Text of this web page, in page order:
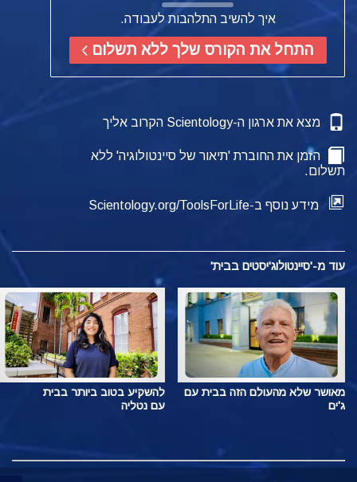
איך להשיב התלהבות לעבודה.
התחל את הקורס שלך ללא תשלום
מצא את ארגון ה-Scientology הקרוב אליך
הזמן את החוברת 'תיאור של סיינטולוגיה' ללא
תשלום.
מידע נוסף ב-Scientology.org/ToolsForLife
עוד מ-'סיינטולוג'יסטים בבית'
מאושר שלא מהעולם הזה בבית עם
ג'ים
להשקיע בטוב ביותר בבית
עם נטליה